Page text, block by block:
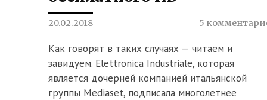
20.02.2018 5
Как говорят в таких случаях — читаем и
завидуем. Elettronica Industriale, которая
является дочерней компанией итальянской
группы Mediaset, подписала многолетнее